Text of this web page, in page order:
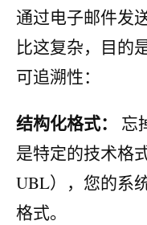
通过电子邮件发
比这复杂，目的
可追溯性：
结构化格式：
忘
是特定的技术格
UBL），您的系
格式。